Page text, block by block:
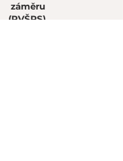
záměru
(PVŠPS)